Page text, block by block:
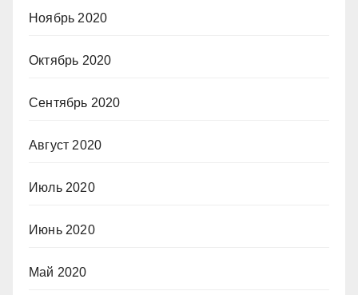
Ноябрь 2020
Октябрь 2020
Сентябрь 2020
Август 2020
Июль 2020
Июнь 2020
Май 2020